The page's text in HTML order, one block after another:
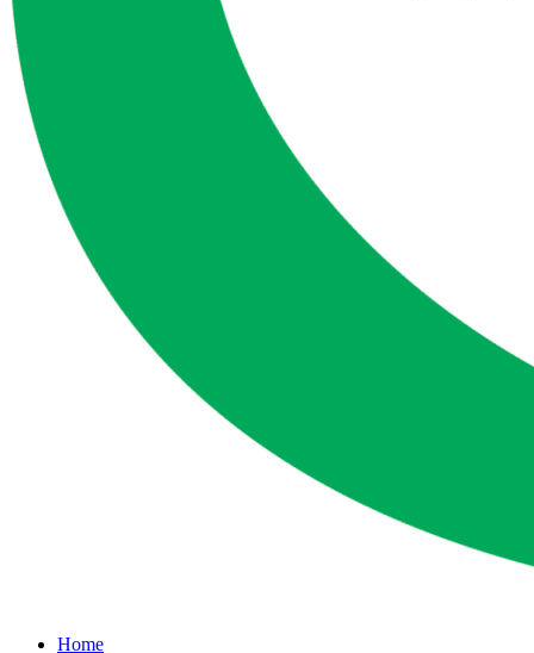
Home